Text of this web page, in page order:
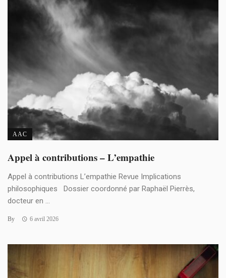
AAC
Appel à contributions – L’empathie
Appel à contributions L’empathie Revue Implications
philosophiques Dossier coordonné par Raphaël Pierrès,
docteur en ...
By 6 avril 2026